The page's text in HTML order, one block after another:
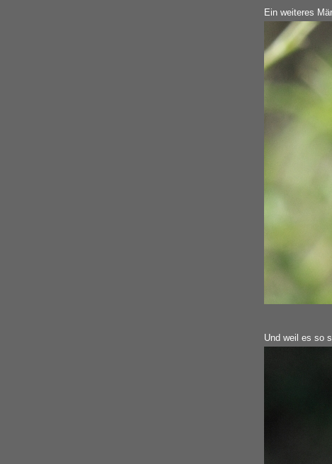
Ein weiteres
Und weil es so